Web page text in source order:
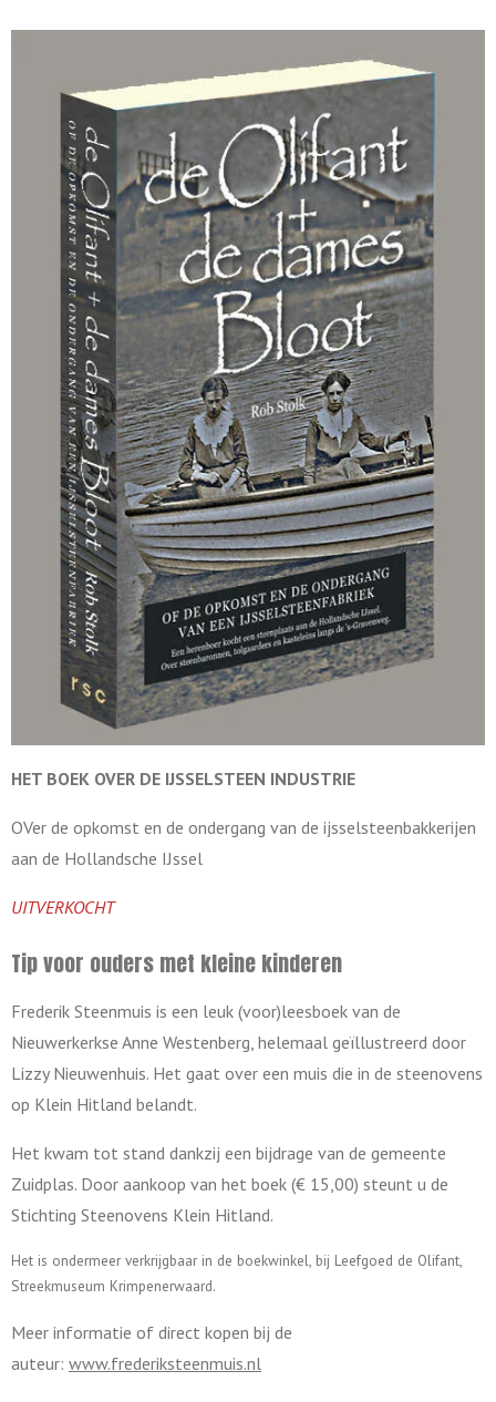
HET BOEK OVER DE IJSSELSTEEN INDUSTRIE
OVer de opkomst en de ondergang van de ijsselsteenbakkerijen
aan de Hollandsche IJssel
UITVERKOCHT
Tip voor ouders met kleine kinderen
Frederik Steenmuis is een leuk (voor)leesboek van de
Nieuwerkerkse Anne Westenberg, helemaal geïllustreerd door
Lizzy Nieuwenhuis. Het gaat over een muis die in de steenovens
op Klein Hitland belandt.
Het kwam tot stand dankzij een bijdrage van de gemeente
Zuidplas. Door aankoop van het boek (€ 15,00) steunt u de
Stichting Steenovens Klein Hitland.
Het is ondermeer verkrijgbaar in de boekwinkel, bij Leefgoed de Olifant,
Streekmuseum Krimpenerwaard.
Meer informatie of direct kopen bij de
auteur: www.frederiksteenmuis.nl